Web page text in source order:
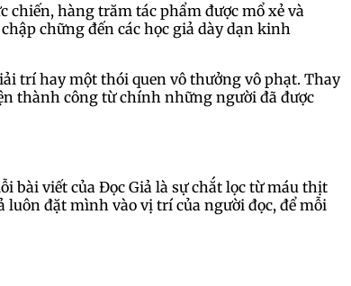
chiến, hàng trăm tác phẩm được mổ xẻ và
chững đến các học giả dày dạn kinh
trí hay một thói quen vô thưởng vô phạt. Thay
thành công từ chính những người đã được
bài viết của Đọc Giả là sự chắt lọc từ máu thịt
luôn đặt mình vào vị trí của người đọc, để mỗi